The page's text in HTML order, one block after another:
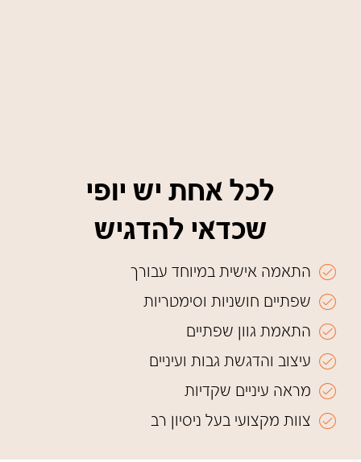
לכל אחת יש יופי
שכדאי להדגיש
התאמה אישית במיוחד עבורך
שפתיים חושניות וסימטריות
התאמת גוון שפתיים
עיצוב והדגשת גבות ועיניים
מראה עיניים שקדיות
צוות מקצועי בעל ניסיון רב